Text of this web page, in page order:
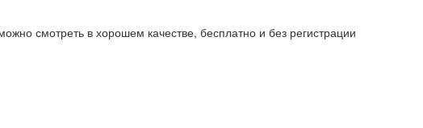
смотреть в хорошем качестве, бесплатно и без регистрации